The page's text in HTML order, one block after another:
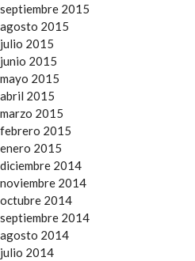
septiembre 2015
agosto 2015
julio 2015
junio 2015
mayo 2015
abril 2015
marzo 2015
febrero 2015
enero 2015
diciembre 2014
noviembre 2014
octubre 2014
septiembre 2014
agosto 2014
julio 2014